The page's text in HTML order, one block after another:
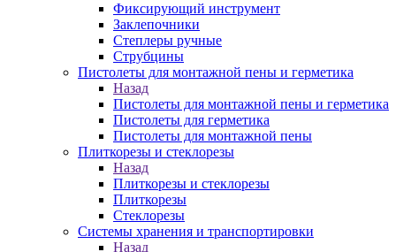
Фиксирующий инструмент
Заклепочники
Степлеры ручные
Струбцины
Пистолеты для монтажной пены и герметика
Назад
Пистолеты для монтажной пены и герметика
Пистолеты для герметика
Пистолеты для монтажной пены
Плиткорезы и стеклорезы
Назад
Плиткорезы и стеклорезы
Плиткорезы
Стеклорезы
Системы хранения и транспортировки
Назад